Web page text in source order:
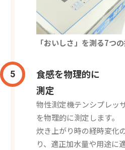
「おいしさ」を測る7つ
5
食感を物理的に
測定
物性測定機テンシプレッ
を物理的に測定します。
炊き上がり時の経時変化
り、適正加水量や用途に